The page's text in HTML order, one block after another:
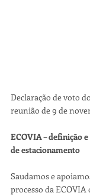
Declaração de voto
reunião de 9 de
ECOVIA – definição
de estacionamento
Saudamos e
processo da